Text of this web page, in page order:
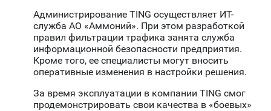
Администрирование TING осуществляет ИТ-
служба АО «Аммоний». При этом разработкой
правил фильтрации трафика занята служба
информационной безопасности предприятия.
Кроме того, ее специалисты могут вносить
оперативные изменения в настройки решения.
За время эксплуатации в компании TING смог
продемонстрировать свои качества в «боевых»